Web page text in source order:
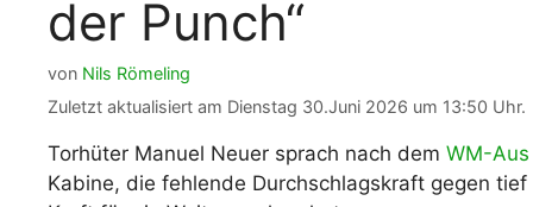
Alle Nationalspieler der FIFA Fußball WM
2026
WM 2026 Qualifikation in Europa: Tabelle
& Spielplan
Fußball WM
Fußball
PDF zum
der Punch“
von Nils Römeling
Zuletzt aktualisiert am Dienstag 30.Juni 2026 um 13:50 Uhr.
Torhüter Manuel Neuer sprach nach dem WM-
Kabine, die fehlende Durchschlagskraft gegen tief